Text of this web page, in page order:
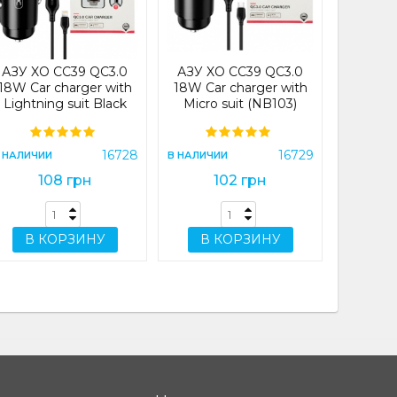
АЗУ XO CC39 QC3.0
Car charger with
Lightning suit Black
НАЛИЧИИ 16728
108 грн
В КОРЗИНУ
АЗУ XO CC39 QC3.0
18W Car charger with
Micro suit (NB103)
В НАЛИЧИИ 16729
102 грн
В КОРЗИНУ